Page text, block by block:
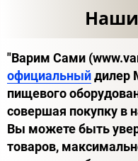
Наши
"Варим Сами
официальныйдилер
пищевого
совершая покупку в
Вы можете быть
товаров,